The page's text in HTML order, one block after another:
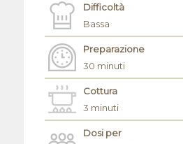
Difficoltà
Bassa
Preparazione
30 minuti
Cottura
3 minuti
Dosi per